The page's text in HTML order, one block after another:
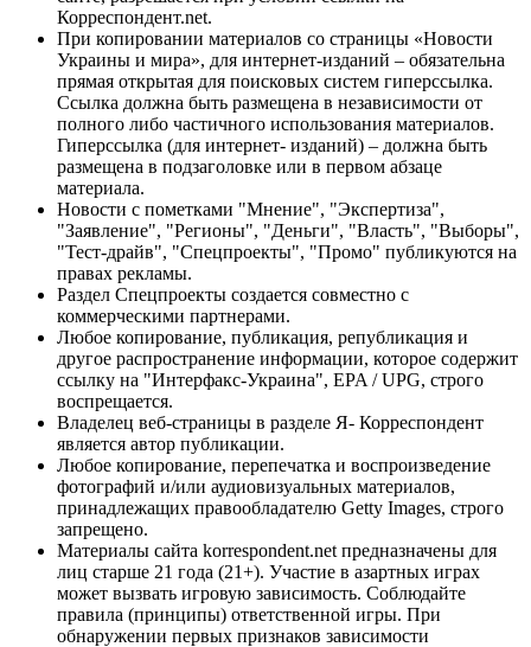
Корреспондент.net.
При копировании материалов со страницы «Новости
Украины и мира», для интернет-изданий – обязательна
прямая открытая для поисковых систем гиперссылка.
Ссылка должна быть размещена в независимости от
полного либо частичного использования материалов.
Гиперссылка (для интернет- изданий) – должна быть
размещена в подзаголовке или в первом абзаце
материала.
Новости с пометками "Мнение", "Экспертиза",
"Заявление", "Регионы", "Деньги", "Власть", "Выборы",
"Тест-драйв", "Спецпроекты", "Промо" публикуются на
правах рекламы.
Раздел Спецпроекты создается совместно с
коммерческими партнерами.
Любое копирование, публикация, републикация и
другое распространение информации, которое содержит
ссылку на "Интерфакс-Украина", EPA / UPG, строго
воспрещается.
Владелец веб-страницы в разделе Я- Корреспондент
является автор публикации.
Любое копирование, перепечатка и воспроизведение
фотографий и/или аудиовизуальных материалов,
принадлежащих правообладателю Getty Images, строго
запрещено.
Материалы сайта korrespondent.net предназначены для
лиц старше 21 года (21+). Участие в азартных играх
может вызвать игровую зависимость. Соблюдайте
правила (принципы) ответственной игры. При
обнаружении первых признаков зависимости